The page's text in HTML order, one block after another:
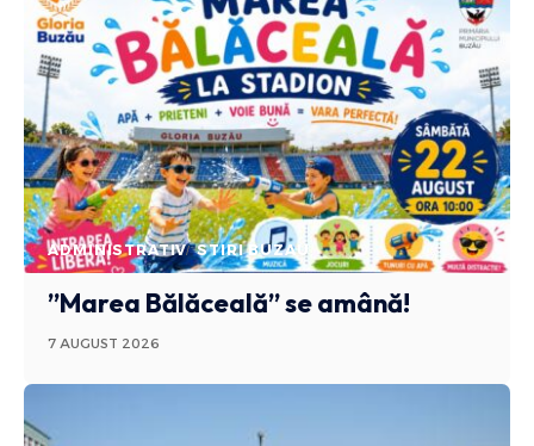
ADMINISTRATIV STIRI BUZAU
”Marea Bălăceală” se amână!
7 AUGUST 2026